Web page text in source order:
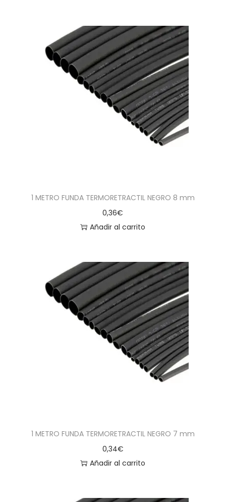
1 METRO FUNDA TERMORETRACTIL NEGRO 8 mm
0,36€
Añadir al carrito
1 METRO FUNDA TERMORETRACTIL NEGRO 7 mm
0,34€
Añadir al carrito